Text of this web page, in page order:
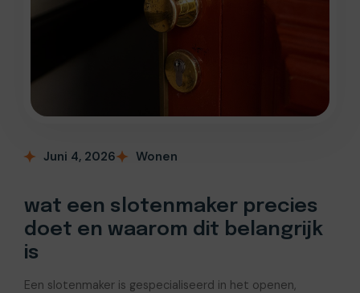
Juni 4, 2026 Wonen
wat een slotenmaker precies
doet en waarom dit belangrijk
is
Een slotenmaker is gespecialiseerd in het openen,